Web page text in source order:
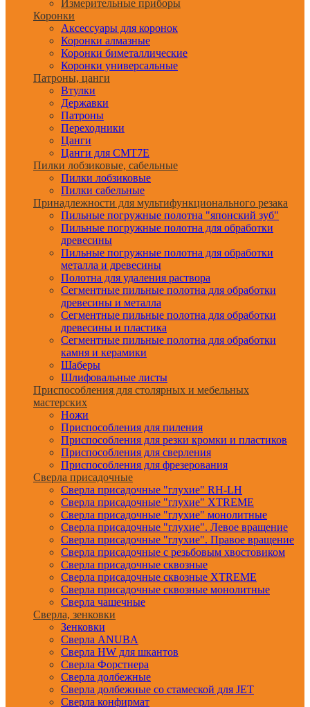
Измерительные приборы
Коронки
Аксессуары для коронок
Коронки алмазные
Коронки биметаллические
Коронки универсальные
Патроны, цанги
Втулки
Державки
Патроны
Переходники
Цанги
Цанги для CMT7E
Пилки лобзиковые, сабельные
Пилки лобзиковые
Пилки сабельные
Принадлежности для мультифункционального резака
Пильные погружные полотна "японский зуб"
Пильные погружные полотна для обработки
древесины
Пильные погружные полотна для обработки
металла и древесины
Полотна для удаления раствора
Сегментные пильные полотна для обработки
древесины и металла
Сегментные пильные полотна для обработки
древесины и пластика
Сегментные пильные полотна для обработки
камня и керамики
Шаберы
Шлифовальные листы
Приспособления для столярных и мебельных
мастерских
Ножи
Приспособления для пиления
Приспособления для резки кромки и пластиков
Приспособления для сверления
Приспособления для фрезерования
Сверла присадочные
Сверла присадочные "глухие" RH-LH
Сверла присадочные "глухие" XTREME
Сверла присадочные "глухие" монолитные
Сверла присадочные "глухие". Левое вращение
Сверла присадочные "глухие". Правое вращение
Сверла присадочные с резьбовым хвостовиком
Сверла присадочные сквозные
Сверла присадочные сквозные XTREME
Сверла присадочные сквозные монолитные
Сверла чашечные
Сверла, зенковки
Зенковки
Сверла ANUBA
Сверла HW для шкантов
Сверла Форстнера
Сверла долбежные
Сверла долбежные со стамеской для JET
Сверла конфирмат